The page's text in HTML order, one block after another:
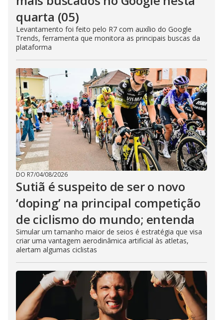
quarta (05)
Levantamento foi feito pelo R7 com auxílio do Google
Trends, ferramenta que monitora as principais buscas da
plataforma
DO R7/04/08/2026
Sutiã é suspeito de ser o novo
‘doping’ na principal competição
de ciclismo do mundo; entenda
Simular um tamanho maior de seios é estratégia que visa
criar uma vantagem aerodinâmica artificial às atletas,
alertam algumas ciclistas